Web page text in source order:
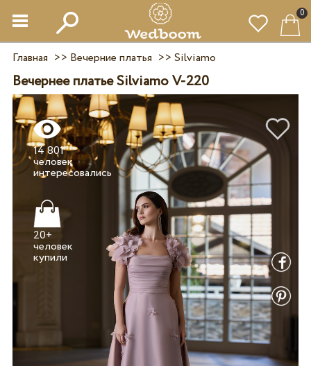
0
Главная >> Вечерние платья >> Silviamo
Вечернее платье Silviamo V-220
14 801
человек
20+
человек